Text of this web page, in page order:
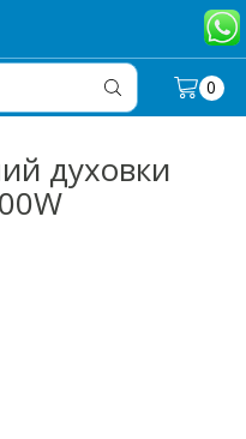
INPUT
0
духовки